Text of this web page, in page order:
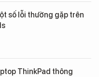
số lỗi thường gặp trên
ThinkPad thông